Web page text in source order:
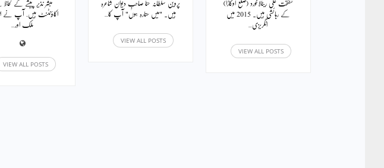
شفقت علی رینالاخورد (ضلع اوکاڑا)
کے رہائشی ہیں۔ 2015 میں
انگریزی…
VIEW ALL POSTS
پروین سلطانہ حناؔ صاحبِ دیوان شاعرہ
ہیں۔ "میں ستارہ ہوں" آپ کا…
VIEW ALL POSTS
مبشر نذیر پیشے کے
اکاؤنٹنٹ ہیں. آپ نے
ملک اور…
VIEW ALL POSTS